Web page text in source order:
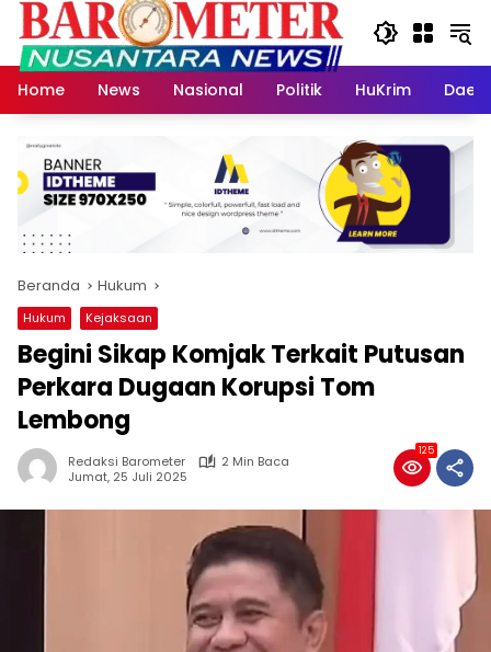
Langsung
konten
Home
News Nasional Politik HuKrim
Beranda Hukum
Hukum Kejaksaan
Begini Sikap Komjak Terkait Putusan
Perkara Dugaan Korupsi Tom
Lembong
Redaksi Barometer
2 Min Baca
Jumat, 25 Juli 2025
125